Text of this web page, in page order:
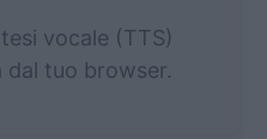
vocale (TTS)
tuo browser.